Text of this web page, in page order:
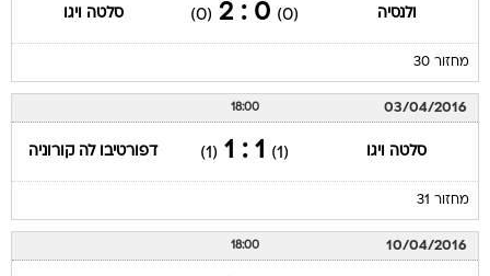
ולנסיה (0)
0 : 2
(0) סלטה ויגו
מחזור 30
03/04/2016
18:00
סלטה ויגו (1)
1 : 1
(1) דפורטיבו לה קורוניה
מחזור 31
10/04/2016
18:00